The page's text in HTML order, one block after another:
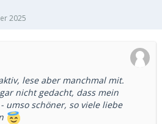
2025
lese aber manchmal mit.
nicht gedacht, dass mein
umso schöner, so viele liebe